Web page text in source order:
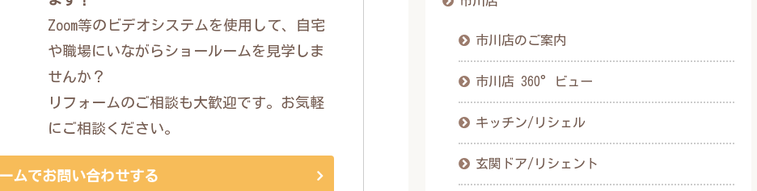
Zoom等のビデオシステムを使用して、自宅
や職場にいながらショールームを見学しま
せんか？
リフォームのご相談も大歓迎です。お気軽
にご相談ください。
ムでお問い合わせする
市川店のご案内
市川店 360°ビュー
キッチン/リシェル
玄関ドア/リシェント